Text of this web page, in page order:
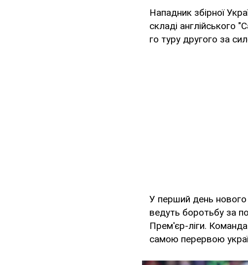
Нападник збірної
складі англійського
го туру другого за
У перший день
ведуть боротьбу за
Прем'єр-ліги.
самою перервою